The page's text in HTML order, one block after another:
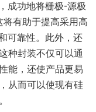
成功地将栅极-源极
将有助于提高采用高
可靠性。此外，还
种封装不仅可以通
能，还使产品更易
从而可以使现有硅